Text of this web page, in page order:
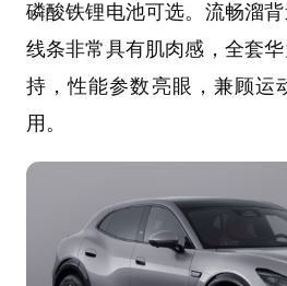
磷酸铁锂电池可选。流畅溜
线条非常具有肌肉感，全套
持，性能参数亮眼，兼顾运
用。